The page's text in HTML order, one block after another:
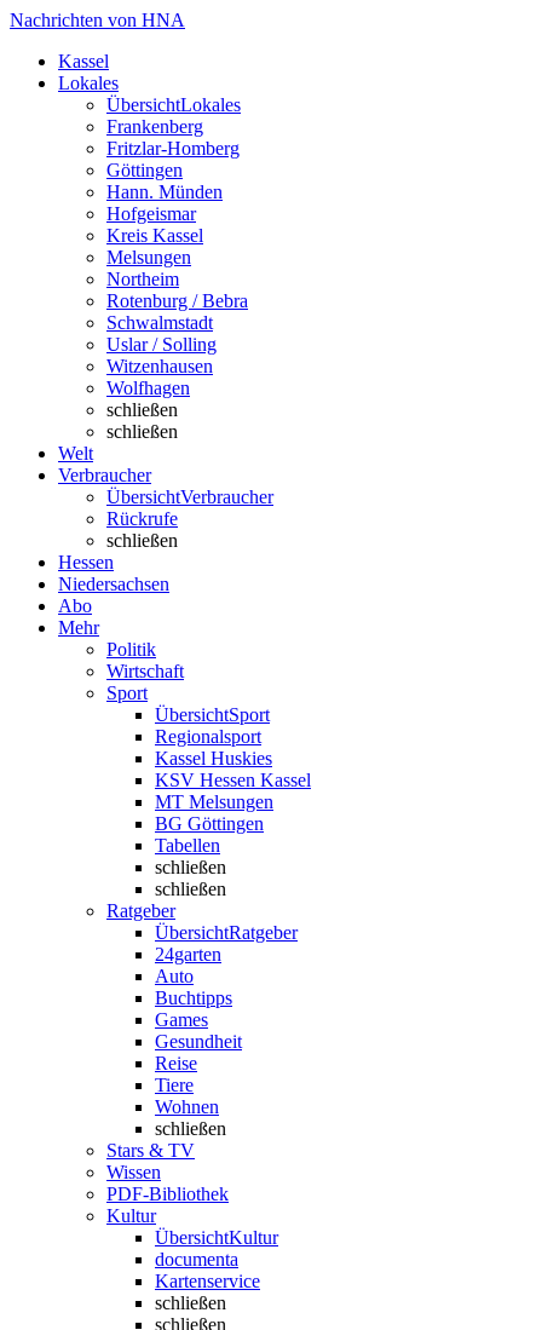
Nachrichten von HNA
Kassel
Lokales
ÜbersichtLokales
Frankenberg
Fritzlar-Homberg
Göttingen
Hann. Münden
Hofgeismar
Kreis Kassel
Melsungen
Northeim
Rotenburg / Bebra
Schwalmstadt
Uslar / Solling
Witzenhausen
Wolfhagen
schließen
schließen
Welt
Verbraucher
ÜbersichtVerbraucher
Rückrufe
schließen
Hessen
Niedersachsen
Abo
Mehr
Politik
Wirtschaft
Sport
ÜbersichtSport
Regionalsport
Kassel Huskies
KSV Hessen Kassel
MT Melsungen
BG Göttingen
Tabellen
schließen
schließen
Ratgeber
ÜbersichtRatgeber
24garten
Auto
Buchtipps
Games
Gesundheit
Reise
Tiere
Wohnen
schließen
Stars & TV
Wissen
PDF-Bibliothek
Kultur
ÜbersichtKultur
documenta
Kartenservice
schließen
schließen